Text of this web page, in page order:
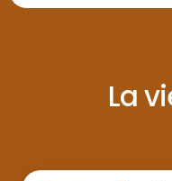
La